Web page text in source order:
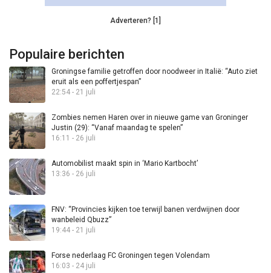
Adverteren? [1]
Populaire berichten
Groningse familie getroffen door noodweer in Italië: “Auto ziet
eruit als een poffertjespan”
22:54 - 21 juli
Zombies nemen Haren over in nieuwe game van Groninger
Justin (29): “Vanaf maandag te spelen”
16:11 - 26 juli
Automobilist maakt spin in ‘Mario Kartbocht’
13:36 - 26 juli
FNV: “Provincies kijken toe terwijl banen verdwijnen door
wanbeleid Qbuzz”
19:44 - 21 juli
Forse nederlaag FC Groningen tegen Volendam
16:03 - 24 juli